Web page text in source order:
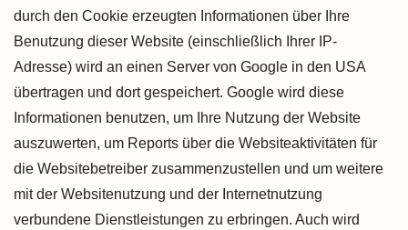
durch den Cookie erzeugten Informationen über Ihre
Benutzung dieser Website (einschließlich Ihrer IP-
Adresse) wird an einen Server von Google in den USA
übertragen und dort gespeichert. Google wird diese
Informationen benutzen, um Ihre Nutzung der Website
auszuwerten, um Reports über die Websiteaktivitäten für
die Websitebetreiber zusammenzustellen und um weitere
mit der Websitenutzung und der Internetnutzung
verbundene Dienstleistungen zu erbringen. Auch wird